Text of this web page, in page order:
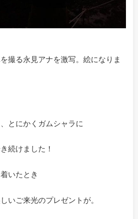
撮る永見アナを激写。絵になりま
とにかくガムシャラに
続けました！
いたとき
いご来光のプレゼントが。